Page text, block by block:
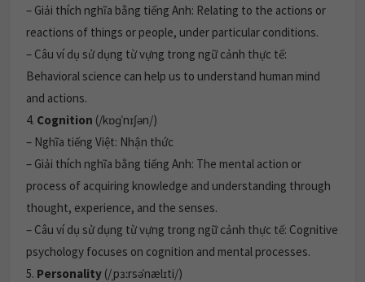
– Giải thích nghĩa bằng tiếng Anh: Relating to the actions or
reactions of things or people, under particular conditions.
– Câu ví dụ sử dụng từ vựng trong ngữ cảnh thực tế:
Behavioral science can help us to understand human mind
and actions.
4. Cognition (/kɒɡˈnɪʃən/)
– Nghĩa tiếng Việt: Nhận thức
– Giải thích nghĩa bằng tiếng Anh: The mental action or
process of acquiring knowledge and understanding through
thought, experience, and the senses.
– Câu ví dụ sử dụng từ vựng trong ngữ cảnh thực tế: Cognitive
psychology focuses on cognition and mental processes.
5. Personality (/ˌpɜːrsəˈnælɪti/)